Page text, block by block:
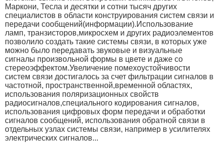
Маркони, Тесла и десятки и сотни тысяч других
специалистов в области конструирования систем связи и
передачи сообщений(информации).Использование
ламп, транзисторов,микросхем и других радиоэлементов
позволило создать такие системы связи, в которых уже
можно было передавать звуковые и визуальные
сигналы произвольной формы в цвете и даже со
стереоэффектом.Увеличение помехоустойчивости
систем связи достигалось за счет фильтрации сигналов в
частотной, пространственной,временной областях,
использования поляризационных свойств
радиосигналов,специального кодирования сигналов,
использования цифровых форм передачи и обработки
сигналов сообщений, использования обратной связи в
отдельных узлах системы связи, например в усилителях
электрических сигналов...